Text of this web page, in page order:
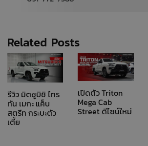
Related Posts
รีวิว มิตซูบิชิ ไทร
ทัน เมกะ แค็บ
สตรีท กระบะตัว
เตี้ย
เปิดตัว Triton
Mega Cab
Street ดีไซน์ใหม่